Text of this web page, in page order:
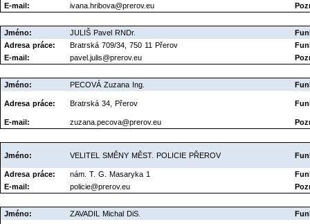
E-mail:
ivana.hribova@prerov.eu
Jméno: JULIŠ Pavel RNDr.
Adresa práce:
Bratrská 709/34, 750 11 Přerov
E-mail:
pavel.julis@prerov.eu
Jméno: PECOVÁ Zuzana Ing.
Adresa práce: Bratrská 34, Přerov
E-mail: zuzana.pecova@prerov.eu
Jméno: VELITEL SMĚNY MĚST. POLICIE PŘEROV
Adresa práce: nám. T. G. Masaryka 1
E-mail:
policie@prerov.eu
Jméno: ZAVADIL Michal DiS.